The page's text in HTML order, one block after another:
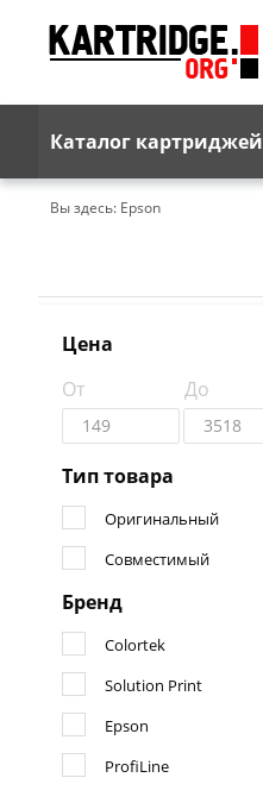
Каталог картриджей
Brother
Kodak
Toshiba
Вы здесь: Epson
Цена
От
До
Тип товара
Оригинальный
Совместимый
Бренд
Colortek
Solution Print
Epson
ProfiLine